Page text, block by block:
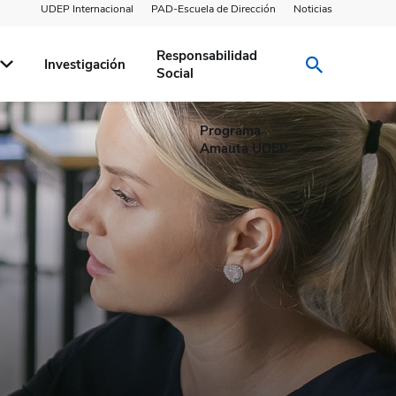
UDEP Internacional PAD-Escuela de Dirección Noticias
Investigación
Responsabilidad
Social
Programa
Amauta UDEP